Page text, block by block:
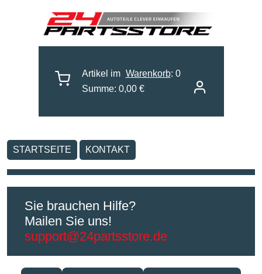
Artikel im Warenkorb: 0
Summe: 0,00 €
STARTSEITE KONTAKT
Sie brauchen Hilfe?
Mailen Sie uns!
support@24partsstore.de